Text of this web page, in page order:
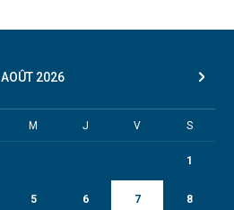
AOÛT 2026
M J V S
1
5 6 7 8